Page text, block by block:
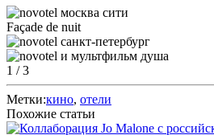
Façade de nuit
1 / 3
Метки:кино, отели
Похожие статьи